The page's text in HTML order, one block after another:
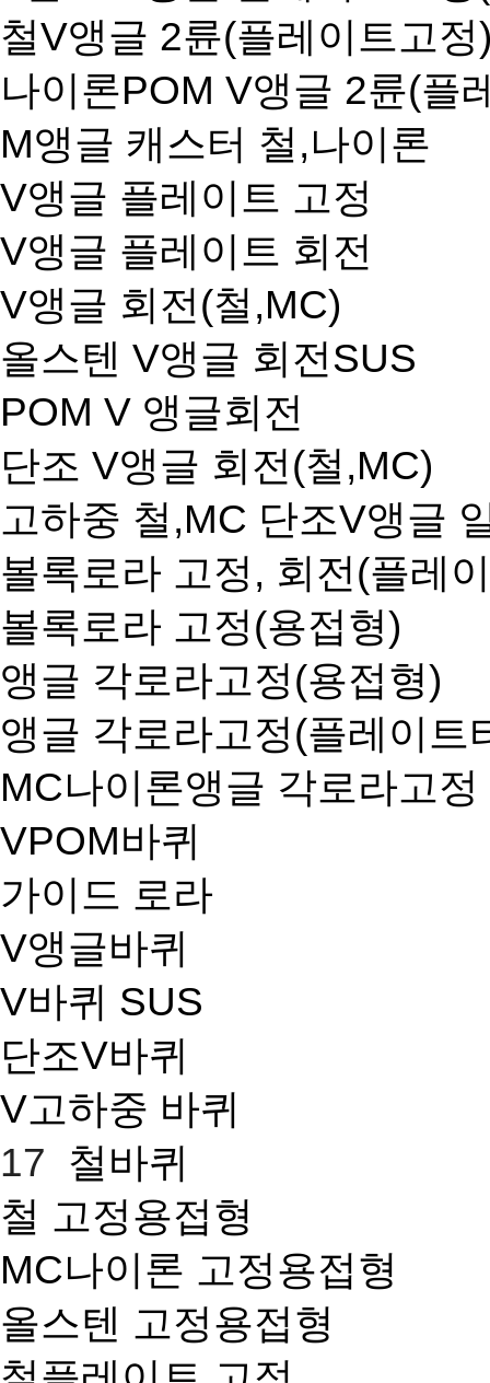
철V앵글 2륜(플레이트고정
나이론POM V앵글 2륜(플
M앵글 캐스터 철,나이론
V앵글 플레이트 고정
V앵글 플레이트 회전
V앵글 회전(철,MC)
올스텐 V앵글 회전SUS
POM V 앵글회전
단조 V앵글 회전(철,MC)
고하중 철,MC 단조V앵글
볼록로라 고정, 회전(플레
볼록로라 고정(용접형)
앵글 각로라고정(용접형)
앵글 각로라고정(플레이트
MC나이론앵글 각로라고정
VPOM바퀴
가이드 로라
V앵글바퀴
V바퀴 SUS
단조V바퀴
V고하중 바퀴
17 철바퀴
철 고정용접형
MC나이론 고정용접형
올스텐 고정용접형